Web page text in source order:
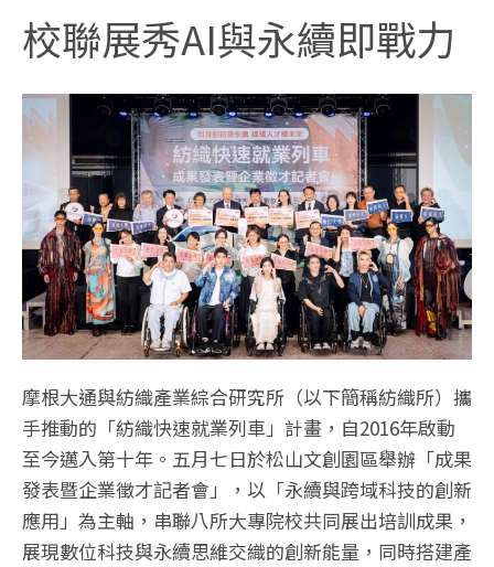
校聯展秀AI與永續即戰力
摩根大通與紡織產業綜合研究所（以下簡稱紡織所）攜
手推動的「紡織快速就業列車」計畫，自2016年啟動
至今邁入第十年。五月七日於松山文創園區舉辦「成果
發表暨企業徵才記者會」，以「永續與跨域科技的創新
應用」為主軸，串聯八所大專院校共同展出培訓成果，
展現數位科技與永續思維交織的創新能量，同時搭建產